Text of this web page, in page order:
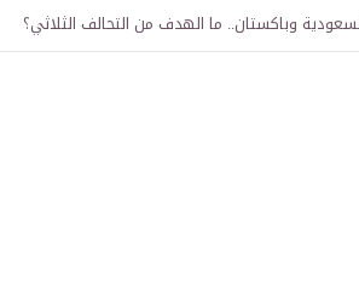
وباكستان.. ما الهدف من التحالف الثلاثي؟